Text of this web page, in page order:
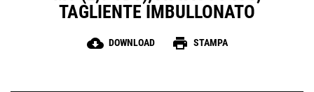
TAGLIENTE IMBULLONATO
cloud_download DOWNLOAD print STAMPA